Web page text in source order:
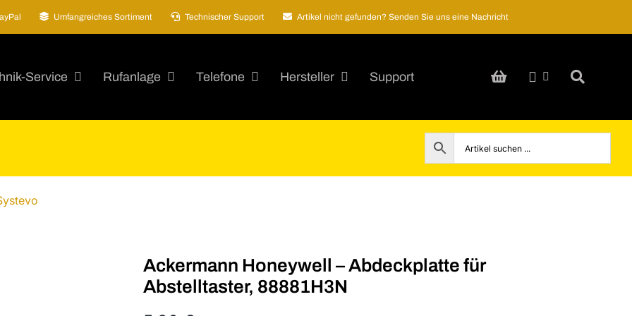
Umfangreiches Sortiment Technischer Support Artikel nicht gefunden? Senden Sie uns eine Nachricht
Service Rufanlage Telefone Hersteller Support
Ackermann Honeywell – Abdeckplatte für
Abstelltaster, 88881H3N